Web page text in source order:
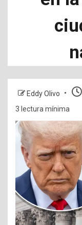
Eddy Olivo
3 lectura mínima